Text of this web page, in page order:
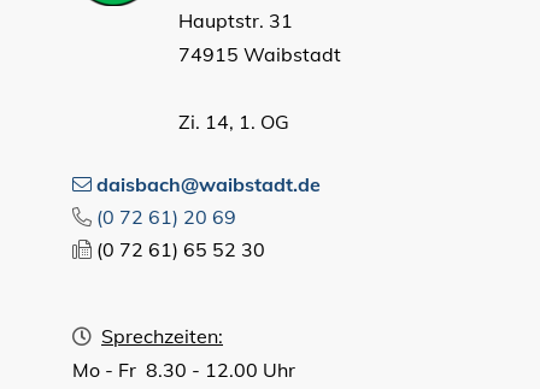
Hauptstr. 31
74915 Waibstadt
Zi. 14, 1. OG
daisbach@waibstadt.de
(0 72 61) 20 69
(0 72 61) 65 52 30
Sprechzeiten:
Mo - Fr 8.30 - 12.00 Uhr